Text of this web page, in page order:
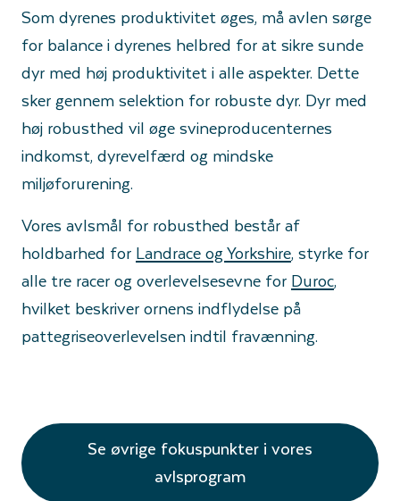
Som dyrenes produktivitet øges, må avlen sørge
for balance i dyrenes helbred for at sikre sunde
dyr med høj produktivitet i alle aspekter. Dette
sker gennem selektion for robuste dyr. Dyr med
høj robusthed vil øge svineproducenternes
indkomst, dyrevelfærd og mindske
miljøforurening.
Vores avlsmål for robusthed består af
holdbarhed for Landrace og Yorkshire, styrke for
alle tre racer og overlevelsesevne for Duroc,
hvilket beskriver ornens indflydelse på
pattegriseoverlevelsen indtil fravænning.
Se øvrige fokuspunkter i vores
avlsprogram